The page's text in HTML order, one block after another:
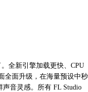
全新引擎加载更快、CPU
全面升级，在海量预设中秒
音灵感。所有 FL Studio